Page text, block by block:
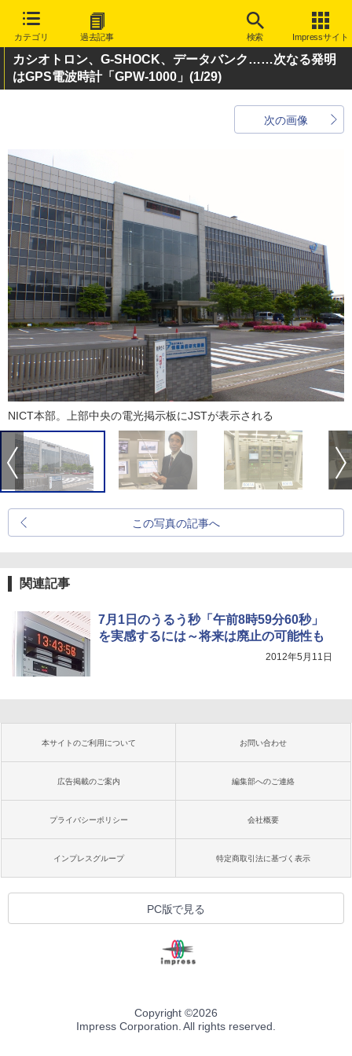
カテゴリ 過去記事 検索 Impressサイト
カシオトロン、G-SHOCK、データバンク……次なる発明
はGPS電波時計「GPW-1000」 (1/29)
次の画像
NICT本部。上部中央の電光掲示板にJSTが表示される
この写真の記事へ
関連記事
7月1日のうるう秒「午前8時59分60秒」
を実感するには～将来は廃止の可能性も
2012年5月11日
本サイトのご利用について お問い合わせ
広告掲載のご案内 編集部へのご連絡
プライバシーポリシー 会社概要
インプレスグループ 特定商取引法に基づく表示
PC版で見る
Copyright ©2026
Impress Corporation. All rights reserved.